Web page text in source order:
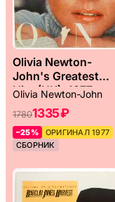
Olivia Newton-
John's Greatest
Hits (UK), 1977
Olivia Newton-John
17801335 ₽
–25%
ОРИГИНАЛ 1977
СБОРНИК